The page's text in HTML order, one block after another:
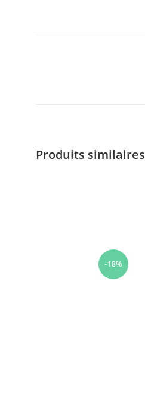
Produits similaires
-18%